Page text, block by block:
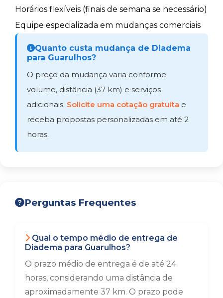
Horários flexíveis (finais de semana se necessário)
Equipe especializada em mudanças comerciais
Quanto custa mudança de Diadema
para Guarulhos?
O preço da mudança varia conforme
volume, distância (37 km) e serviços
adicionais. Solicite uma cotação gratuita e
receba propostas personalizadas em até 2
horas.
Perguntas Frequentes
Qual o tempo médio de entrega de
Diadema para Guarulhos?
O prazo médio de entrega é de até 24
horas, considerando uma distância de
aproximadamente 37 km. O prazo pode